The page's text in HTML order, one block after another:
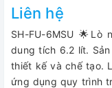
Liên hệ
SH-FU-6MSU
dung tích 6.2 lít.
thiết kế và chế tạo.
ứng dụng quy trình